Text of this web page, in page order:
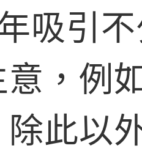
吸引
意，例
除此以